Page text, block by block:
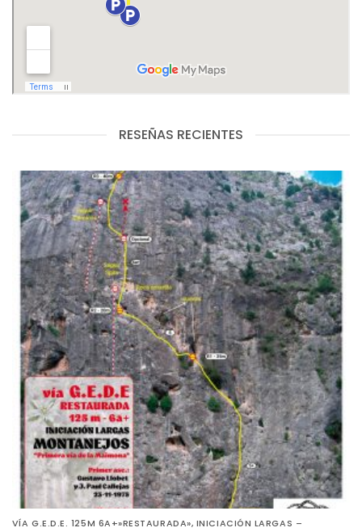
RESEÑAS RECIENTES
VÍA G.E.D.E. 125M 6A+»RESTAURADA», INICIACIÓN LARGAS –